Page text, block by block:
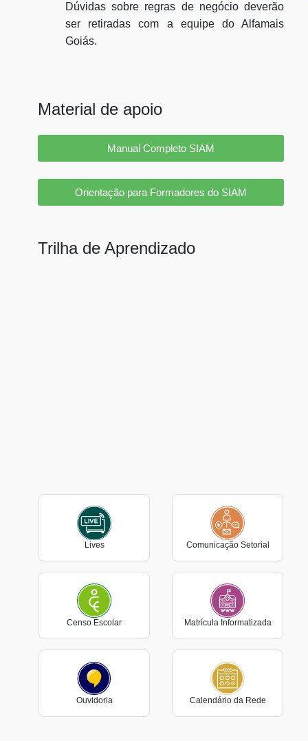
Dúvidas sobre regras de negócio deverão
ser retiradas com a equipe do Alfamais
Goiás.
Material de apoio
Manual Completo SIAM
Orientação para Formadores do SIAM
Trilha de Aprendizado
Lives Comunicação Setorial
Censo Escolar Matrícula Informatizada
Ouvidoria Calendário da Rede